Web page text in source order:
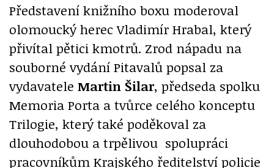
Představení knižního boxu moderoval
olomoucký herec Vladimír Hrabal, který
přivítal pětici kmotrů. Zrod nápadu na
souborné vydání Pitavalů popsal za
vydavatele Martin Šilar, předseda spolku
Memoria Porta a tvůrce celého konceptu
Trilogie, který také poděkoval za
dlouhodobou a trpělivou spolupráci
pracovníkům Krajského ředitelství policie